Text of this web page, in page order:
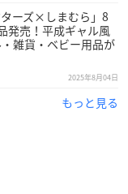
ターズ×しまむら」8
発売！平成ギャル風
雑貨・ベビー用品が
2025年8月04日
もっと見る